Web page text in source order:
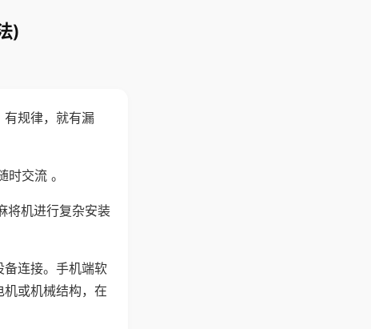
)
有规律，就有漏
交流 。
将机进行复杂安装
备连接。手机端软
或机械结构，在